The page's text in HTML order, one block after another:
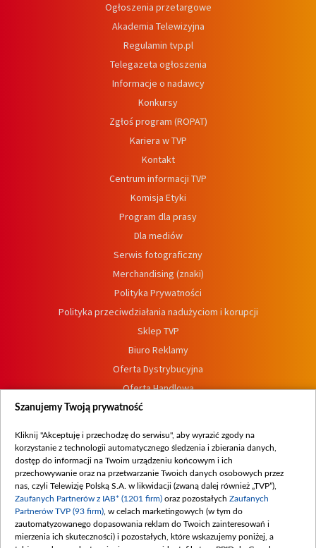
Ogłoszenia przetargowe
Akademia Telewizyjna
Regulamin tvp.pl
Telegazeta ogłoszenia
Informacje o nadawcy
Konkursy
Zgłoś program (ROPAT)
Kariera w TVP
Kontakt
Centrum informacji TVP
Komisja Etyki
Program dla prasy
Dla mediów
Serwis fotograficzny
Merchandising (znaki)
Polityka Prywatności
Polityka przeciwdziałania nadużyciom i korupcji
Sklep TVP
Biuro Reklamy
Oferta Dystrybucyjna
Oferta Handlowa
Dostępność
Procedura zgłoszeń wewnętrznych
Szanujemy Twoją prywatność
Kliknij "Akceptuję i przechodzę do serwisu", aby wyrazić zgody na
korzystanie z technologii automatycznego śledzenia i zbierania danych,
dostęp do informacji na Twoim urządzeniu końcowym i ich
przechowywanie oraz na przetwarzanie Twoich danych osobowych przez
nas, czyli Telewizję Polską S.A. w likwidacji (zwaną dalej również „TVP”),
Zaufanych Partnerów z IAB* (1201 firm) oraz pozostałych Zaufanych
Partnerów TVP (93 firm) , w celach marketingowych (w tym do
zautomatyzowanego dopasowania reklam do Twoich zainteresowań i
mierzenia ich skuteczności) i pozostałych, które wskazujemy poniżej, a